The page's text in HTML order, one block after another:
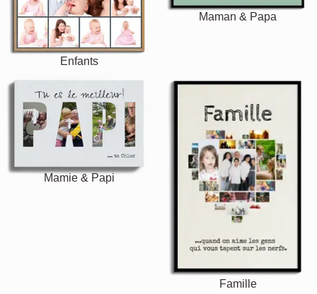
Enfants
Maman & Papa
Mamie & Papi
Famille